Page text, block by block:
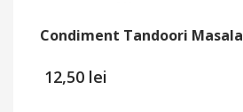
Condiment Tandoori Masala
12,50 lei